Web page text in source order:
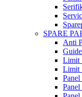
SPARE
Anti
Limit
Limit